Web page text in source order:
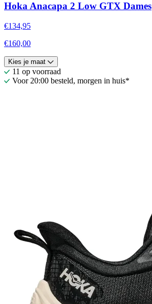
Hoka Anacapa 2 Low GTX Dames
€134,95
€160,00
Kies je maat
11 op voorraad
Voor 20:00 besteld, morgen in huis*